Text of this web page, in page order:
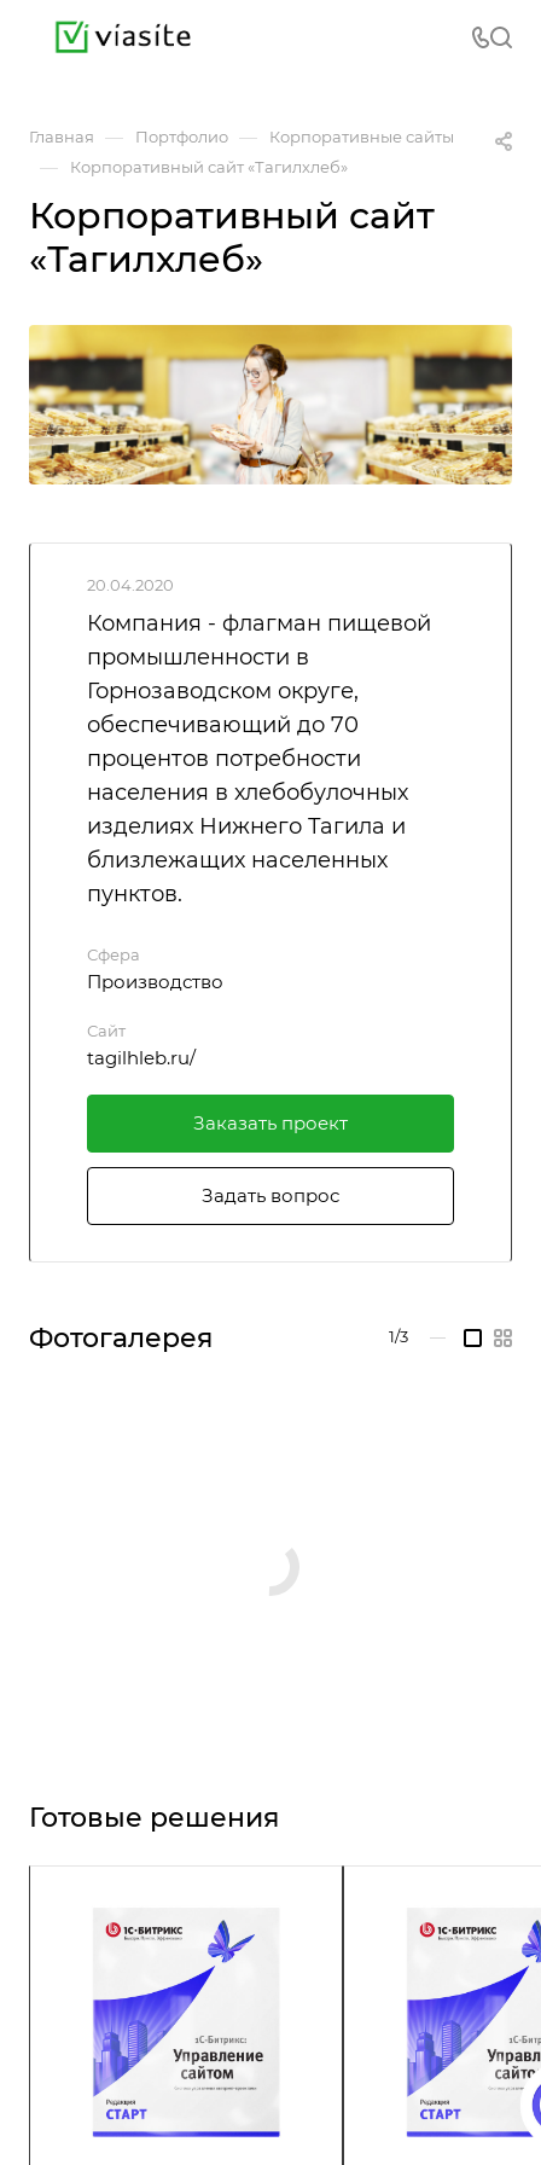
Главная — Портфолио — Корпоративные сайты
— Корпоративный сайт «Тагилхлеб»
Корпоративный сайт
«Тагилхлеб»
20.04.2020
Компания - флагман пищевой
промышленности в
Горнозаводском округе,
обеспечивающий до 70
процентов потребности
населения в хлебобулочных
изделиях Нижнего Тагила и
близлежащих населенных
пунктов.
Сфера
Производство
Сайт
tagilhleb.ru/
Заказать проект
Задать вопрос
Фотогалерея 1/3 —
Готовые решения